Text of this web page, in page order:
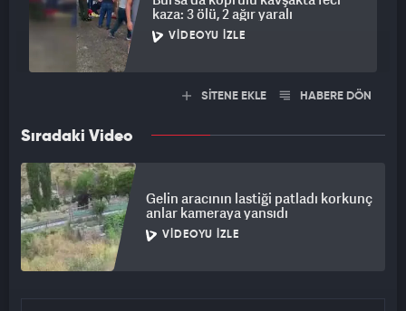
kaza: 3 ölü, 2 ağır yaralı
VIDEOYU İZLE
SİTENE EKLE HABERE DÖN
Sıradaki Video
Gelin aracının lastiği patladı korkunç
anlar kameraya yansıdı
VIDEOYU İZLE